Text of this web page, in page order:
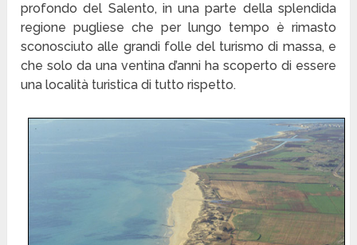
profondo del Salento, in una parte della splendida
regione pugliese che per lungo tempo è rimasto
sconosciuto alle grandi folle del turismo di massa, e
che solo da una ventina d’anni ha scoperto di essere
una località turistica di tutto rispetto.